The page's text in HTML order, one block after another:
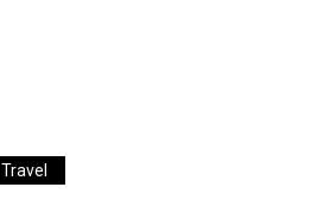
Travel